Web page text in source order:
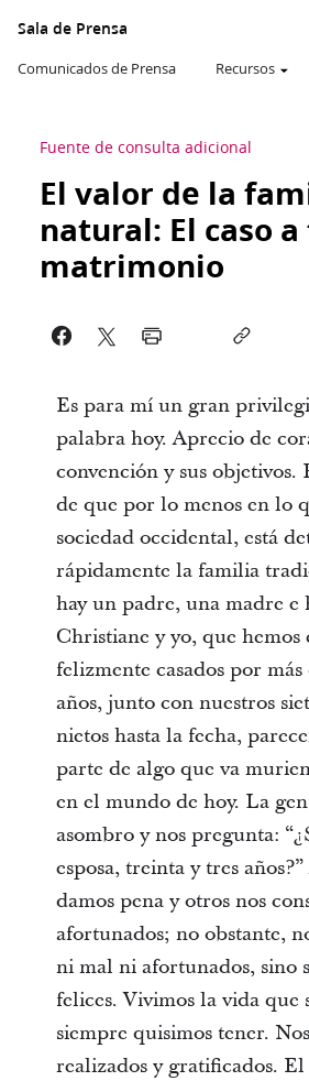
Sala de Prensa
Comunicados de Prensa Recursos
Fuente de consulta adicional
El valor de la
natural: El caso
matrimonio
Es para mí un gran
palabra hoy. Aprecio de
convención y sus objetivos.
de que por lo menos en lo
sociedad occidental, está
rápidamente la familia
hay un padre, una madre e
Christiane y yo, que hemos
felizmente casados por
años, junto con nuestros
nietos hasta la fecha,
parte de algo que va
en el mundo de hoy. La
asombro y nos pregunta:
esposa, treinta y tres
damos pena y otros nos
afortunados; no obstante,
ni mal ni afortunados, sino
felices. Vivimos la vida que
siempre quisimos tener.
realizados y gratificados.